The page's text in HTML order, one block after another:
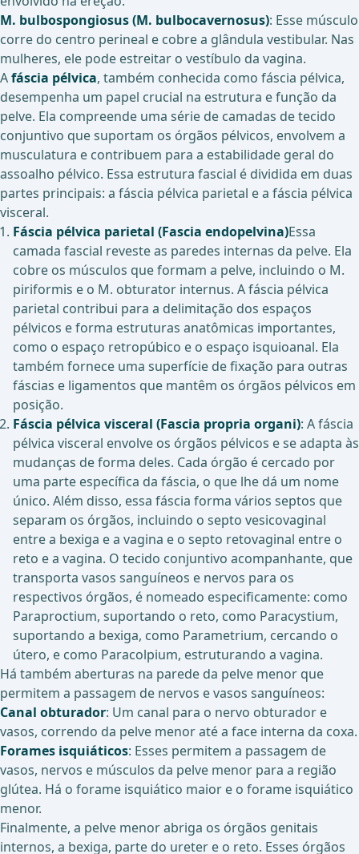
M. bulbospongiosus (M. bulbocavernosus): Esse músculo
corre do centro perineal e cobre a glândula vestibular. Nas
mulheres, ele pode estreitar o vestíbulo da vagina.
Afáscia pélvica, também conhecida como fáscia pélvica,
desempenha um papel crucial na estrutura e função da
pelve. Ela compreende uma série de camadas de tecido
conjuntivo que suportam os órgãos pélvicos, envolvem a
musculatura e contribuem para a estabilidade geral do
assoalho pélvico. Essa estrutura fascial é dividida em duas
partes principais: a fáscia pélvica parietal e a fáscia pélvica
visceral.
Fáscia pélvica parietal (Fascia endopelvina)Essa
camada fascial reveste as paredes internas da pelve. Ela
cobre os músculos que formam a pelve, incluindo o M.
piriformis e o M. obturator internus. A fáscia pélvica
parietal contribui para a delimitação dos espaços
pélvicos e forma estruturas anatômicas importantes,
como o espaço retropúbico e o espaço isquioanal. Ela
também fornece uma superfície de fixação para outras
fáscias e ligamentos que mantêm os órgãos pélvicos em
posição.
Fáscia pélvica visceral (Fascia propria organi): A fáscia
pélvica visceral envolve os órgãos pélvicos e se adapta às
mudanças de forma deles. Cada órgão é cercado por
uma parte específica da fáscia, o que lhe dá um nome
único. Além disso, essa fáscia forma vários septos que
separam os órgãos, incluindo o septo vesicovaginal
entre a bexiga e a vagina e o septo retovaginal entre o
reto e a vagina. O tecido conjuntivo acompanhante, que
transporta vasos sanguíneos e nervos para os
respectivos órgãos, é nomeado especificamente: como
Paraproctium, suportando o reto, como Paracystium,
suportando a bexiga, como Parametrium, cercando o
útero, e como Paracolpium, estruturando a vagina.
Há também aberturas na parede da pelve menor que
permitem a passagem de nervos e vasos sanguíneos:
Canal obturador: Um canal para o nervo obturador e
vasos, correndo da pelve menor até a face interna da coxa.
Forames isquiáticos: Esses permitem a passagem de
vasos, nervos e músculos da pelve menor para a região
glútea. Há o forame isquiático maior e o forame isquiático
menor.
Finalmente, a pelve menor abriga os órgãos genitais
internos, a bexiga, parte do ureter e o reto. Esses órgãos